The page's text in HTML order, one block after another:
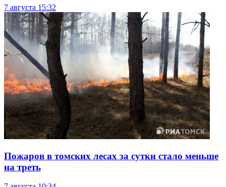
7 августа 15:32
Пожаров в томских лесах за сутки стало меньше
на треть